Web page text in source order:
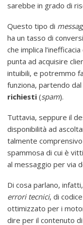
sarebbe in grado di
Questo tipo di
ha un tasso di
che implica
punta ad acquisire
intuibili, e potremmo
funziona, partendo
richiesti (spam).
Tuttavia, seppure il
disponibilità ad
talmente comprensivo
spammosa di cui è
al messaggio per via
Di cosa parlano,
errori tecnici, di
ottimizzato per i
dire per il contenuto